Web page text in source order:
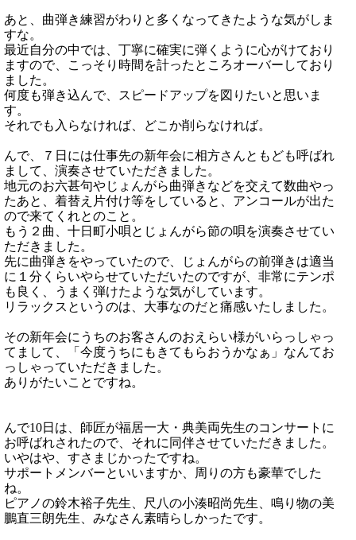
あと、曲弾き練習がわりと多くなってきたような気がしま
すな。
最近自分の中では、丁寧に確実に弾くように心がけており
ますので、こっそり時間を計ったところオーバーしており
ました。
何度も弾き込んで、スピードアップを図りたいと思いま
す。
それでも入らなければ、どこか削らなければ。
んで、７日には仕事先の新年会に相方さんともども呼ばれ
まして、演奏させていただきました。
地元のお六甚句やじょんがら曲弾きなどを交えて数曲やっ
たあと、着替え片付け等をしていると、アンコールが出た
ので来てくれとのこと。
もう２曲、十日町小唄とじょんがら節の唄を演奏させてい
ただきました。
先に曲弾きをやっていたので、じょんがらの前弾きは適当
に１分くらいやらせていただいたのですが、非常にテンポ
も良く、うまく弾けたような気がしています。
リラックスというのは、大事なのだと痛感いたしました。
その新年会にうちのお客さんのおえらい様がいらっしゃっ
てまして、「今度うちにもきてもらおうかなぁ」なんてお
っしゃっていただきました。
ありがたいことですね。
んで10日は、師匠が福居一大・典美両先生のコンサートに
お呼ばれされたので、それに同伴させていただきました。
いやはや、すさまじかったですね。
サポートメンバーといいますか、周りの方も豪華でした
ね。
ピアノの鈴木裕子先生、尺八の小湊昭尚先生、鳴り物の美
鵬直三朗先生、みなさん素晴らしかったです。